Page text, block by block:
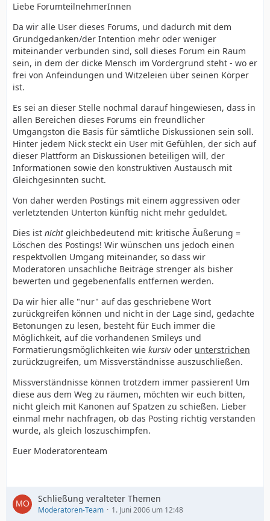
Liebe ForumteilnehmerInnen
Da wir alle User dieses Forums, und dadurch mit dem
Grundgedanken/der Intention mehr oder weniger
miteinander verbunden sind, soll dieses Forum ein Raum
sein, in dem der dicke Mensch im Vordergrund steht - wo er
frei von Anfeindungen und Witzeleien über seinen Körper
ist.
Es sei an dieser Stelle nochmal darauf hingewiesen, dass in
allen Bereichen dieses Forums ein freundlicher
Umgangston die Basis für sämtliche Diskussionen sein soll.
Hinter jedem Nick steckt ein User mit Gefühlen, der sich auf
dieser Plattform an Diskussionen beteiligen will, der
Informationen sowie den konstruktiven Austausch mit
Gleichgesinnten sucht.
Von daher werden Postings mit einem aggressiven oder
verletztenden Unterton künftig nicht mehr geduldet.
Dies ist nicht gleichbedeutend mit: kritische Äußerung =
Löschen des Postings! Wir wünschen uns jedoch einen
respektvollen Umgang miteinander, so dass wir
Moderatoren unsachliche Beiträge strenger als bisher
bewerten und gegebenenfalls entfernen werden.
Da wir hier alle "nur" auf das geschriebene Wort
zurückgreifen können und nicht in der Lage sind, gedachte
Betonungen zu lesen, besteht für Euch immer die
Möglichkeit, auf die vorhandenen Smileys und
Formatierungsmöglichkeiten wie kursiv oder unterstrichen
zurückzugreifen, um Missverständnisse auszuschließen.
Missverständnisse können trotzdem immer passieren! Um
diese aus dem Weg zu räumen, möchten wir euch bitten,
nicht gleich mit Kanonen auf Spatzen zu schießen. Lieber
einmal mehr nachfragen, ob das Posting richtig verstanden
wurde, als gleich loszuschimpfen.
Euer Moderatorenteam
Schließung veralteter Themen
Moderatoren-Team 1. Juni 2006 um 12:48